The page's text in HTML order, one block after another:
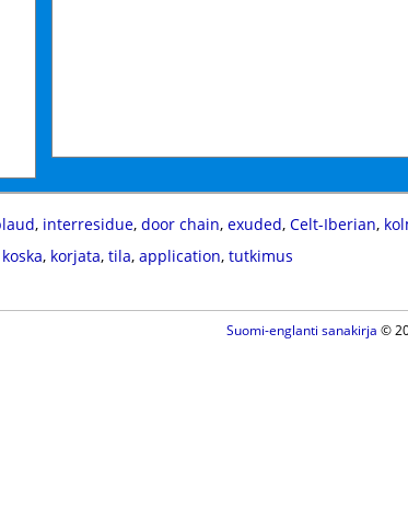
, interresidue, door chain, exuded, Celt-Iberian,
koska, korjata, tila, application, tutkimus
Suomi-englanti sanakirja ©